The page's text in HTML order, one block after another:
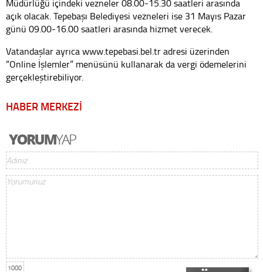
Müdürlüğü içindeki vezneler 08.00-15.30 saatleri arasında
açık olacak. Tepebaşı Belediyesi vezneleri ise 31 Mayıs Pazar
günü 09.00-16.00 saatleri arasında hizmet verecek.
Vatandaşlar ayrıcawww.tepebasi.bel.tradresi üzerinden
“Online İşlemler” menüsünü kullanarak da vergi ödemelerini
gerçekleştirebiliyor.
HABER MERKEZİ
1000